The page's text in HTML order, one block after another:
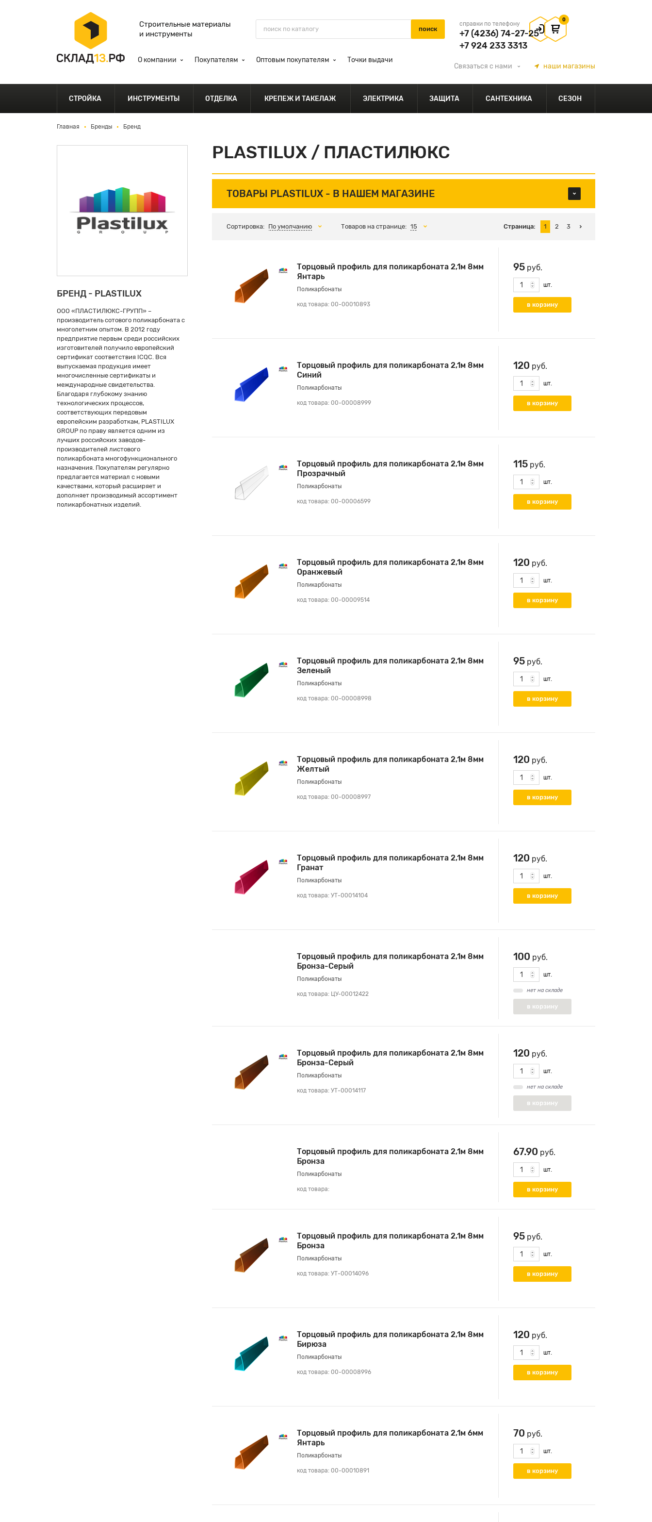
Строительные материалы
и инструменты
справки по телефону
+7 (4236) 74-27-25
+7 924 233 3313
0
О компании Покупателям Оптовым покупателям Точки выдачи
Связаться с нами наши магазины
СТРОЙКА ИНСТРУМЕНТЫ ОТДЕЛКА КРЕПЕЖ И ТАКЕЛАЖ ЭЛЕКТРИКА ЗАЩИТА САНТЕХНИКА СЕЗОН
Главная Бренды Бренд
БРЕНД - PLASTILUX
ООО «ПЛАСТИЛЮКС-ГРУПП» –
производитель сотового поликарбоната с
многолетним опытом. В 2012 году
предприятие первым среди российских
изготовителей получило европейский
сертификат соответствия ICQC. Вся
выпускаемая продукция имеет
многочисленные сертификаты и
международные свидетельства.
Благодаря глубокому знанию
технологических процессов,
соответствующих передовым
европейским разработкам, PLASTILUX
GROUP по праву является одним из
лучших российских заводов-
производителей листового
поликарбоната многофункционального
назначения. Покупателям регулярно
предлагается материал с новыми
качествами, который расширяет и
дополняет производимый ассортимент
поликарбонатных изделий.
PLASTILUX / ПЛАСТИЛЮКС
ТОВАРЫ PLASTILUX - В НАШЕМ МАГАЗИНЕ
Сортировка: По умолчанию Товаров на странице: 15 Страница: 1 2 3
Торцовый профиль для поликарбоната 2,1м 8мм
Янтарь
Поликарбонаты
код товара: 00-00010893
95 руб.
шт.
Торцовый профиль для поликарбоната 2,1м 8мм
Синий
Поликарбонаты
код товара: 00-00008999
120 руб.
шт.
Торцовый профиль для поликарбоната 2,1м 8мм
Прозрачный
Поликарбонаты
код товара: 00-00006599
115 руб.
шт.
Торцовый профиль для поликарбоната 2,1м 8мм
Оранжевый
Поликарбонаты
код товара: 00-00009514
120 руб.
шт.
Торцовый профиль для поликарбоната 2,1м 8мм
Зеленый
Поликарбонаты
код товара: 00-00008998
95 руб.
шт.
Торцовый профиль для поликарбоната 2,1м 8мм
Желтый
Поликарбонаты
код товара: 00-00008997
120 руб.
шт.
Торцовый профиль для поликарбоната 2,1м 8мм
Гранат
Поликарбонаты
код товара: УТ-00014104
120 руб.
шт.
Торцовый профиль для поликарбоната 2,1м 8мм
Бронза-Серый
Поликарбонаты
код товара: ЦУ-00012422
100 руб.
шт.
нет на складе
Торцовый профиль для поликарбоната 2,1м 8мм
Бронза-Серый
Поликарбонаты
код товара: УТ-00014117
120 руб.
шт.
нет на складе
Торцовый профиль для поликарбоната 2,1м 8мм
Бронза
Поликарбонаты
код товара:
67.90 руб.
шт.
Торцовый профиль для поликарбоната 2,1м 8мм
Бронза
Поликарбонаты
код товара: УТ-00014096
95 руб.
шт.
Торцовый профиль для поликарбоната 2,1м 8мм
Бирюза
Поликарбонаты
код товара: 00-00008996
120 руб.
шт.
Торцовый профиль для поликарбоната 2,1м 6мм
Янтарь
Поликарбонаты
код товара: 00-00010891
70 руб.
шт.